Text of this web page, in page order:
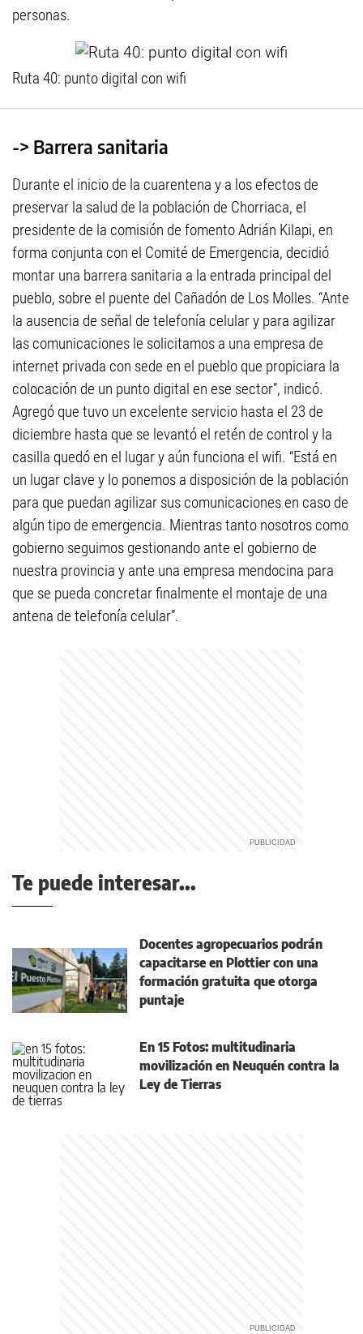
personas.
Ruta 40: punto digital con wifi
-> Barrera sanitaria
Durante el inicio de la cuarentena y a los efectos de
preservar la salud de la población de Chorriaca, el
presidente de la comisión de fomento Adrián Kilapi, en
forma conjunta con el Comité de Emergencia, decidió
montar una barrera sanitaria a la entrada principal del
pueblo, sobre el puente del Cañadón de Los Molles. “Ante
la ausencia de señal de telefonía celular y para agilizar
las comunicaciones le solicitamos a una empresa de
internet privada con sede en el pueblo que propiciara la
colocación de un punto digital en ese sector”, indicó.
Agregó que tuvo un excelente servicio hasta el 23 de
diciembre hasta que se levantó el retén de control y la
casilla quedó en el lugar y aún funciona el wifi. “Está en
un lugar clave y lo ponemos a disposición de la población
para que puedan agilizar sus comunicaciones en caso de
algún tipo de emergencia. Mientras tanto nosotros como
gobierno seguimos gestionando ante el gobierno de
nuestra provincia y ante una empresa mendocina para
que se pueda concretar finalmente el montaje de una
antena de telefonía celular”.
Te puede interesar...
Docentes agropecuarios podrán
capacitarse en Plottier con una
formación gratuita que otorga
puntaje
En 15 Fotos: multitudinaria
movilización en Neuquén contra la
Ley de Tierras